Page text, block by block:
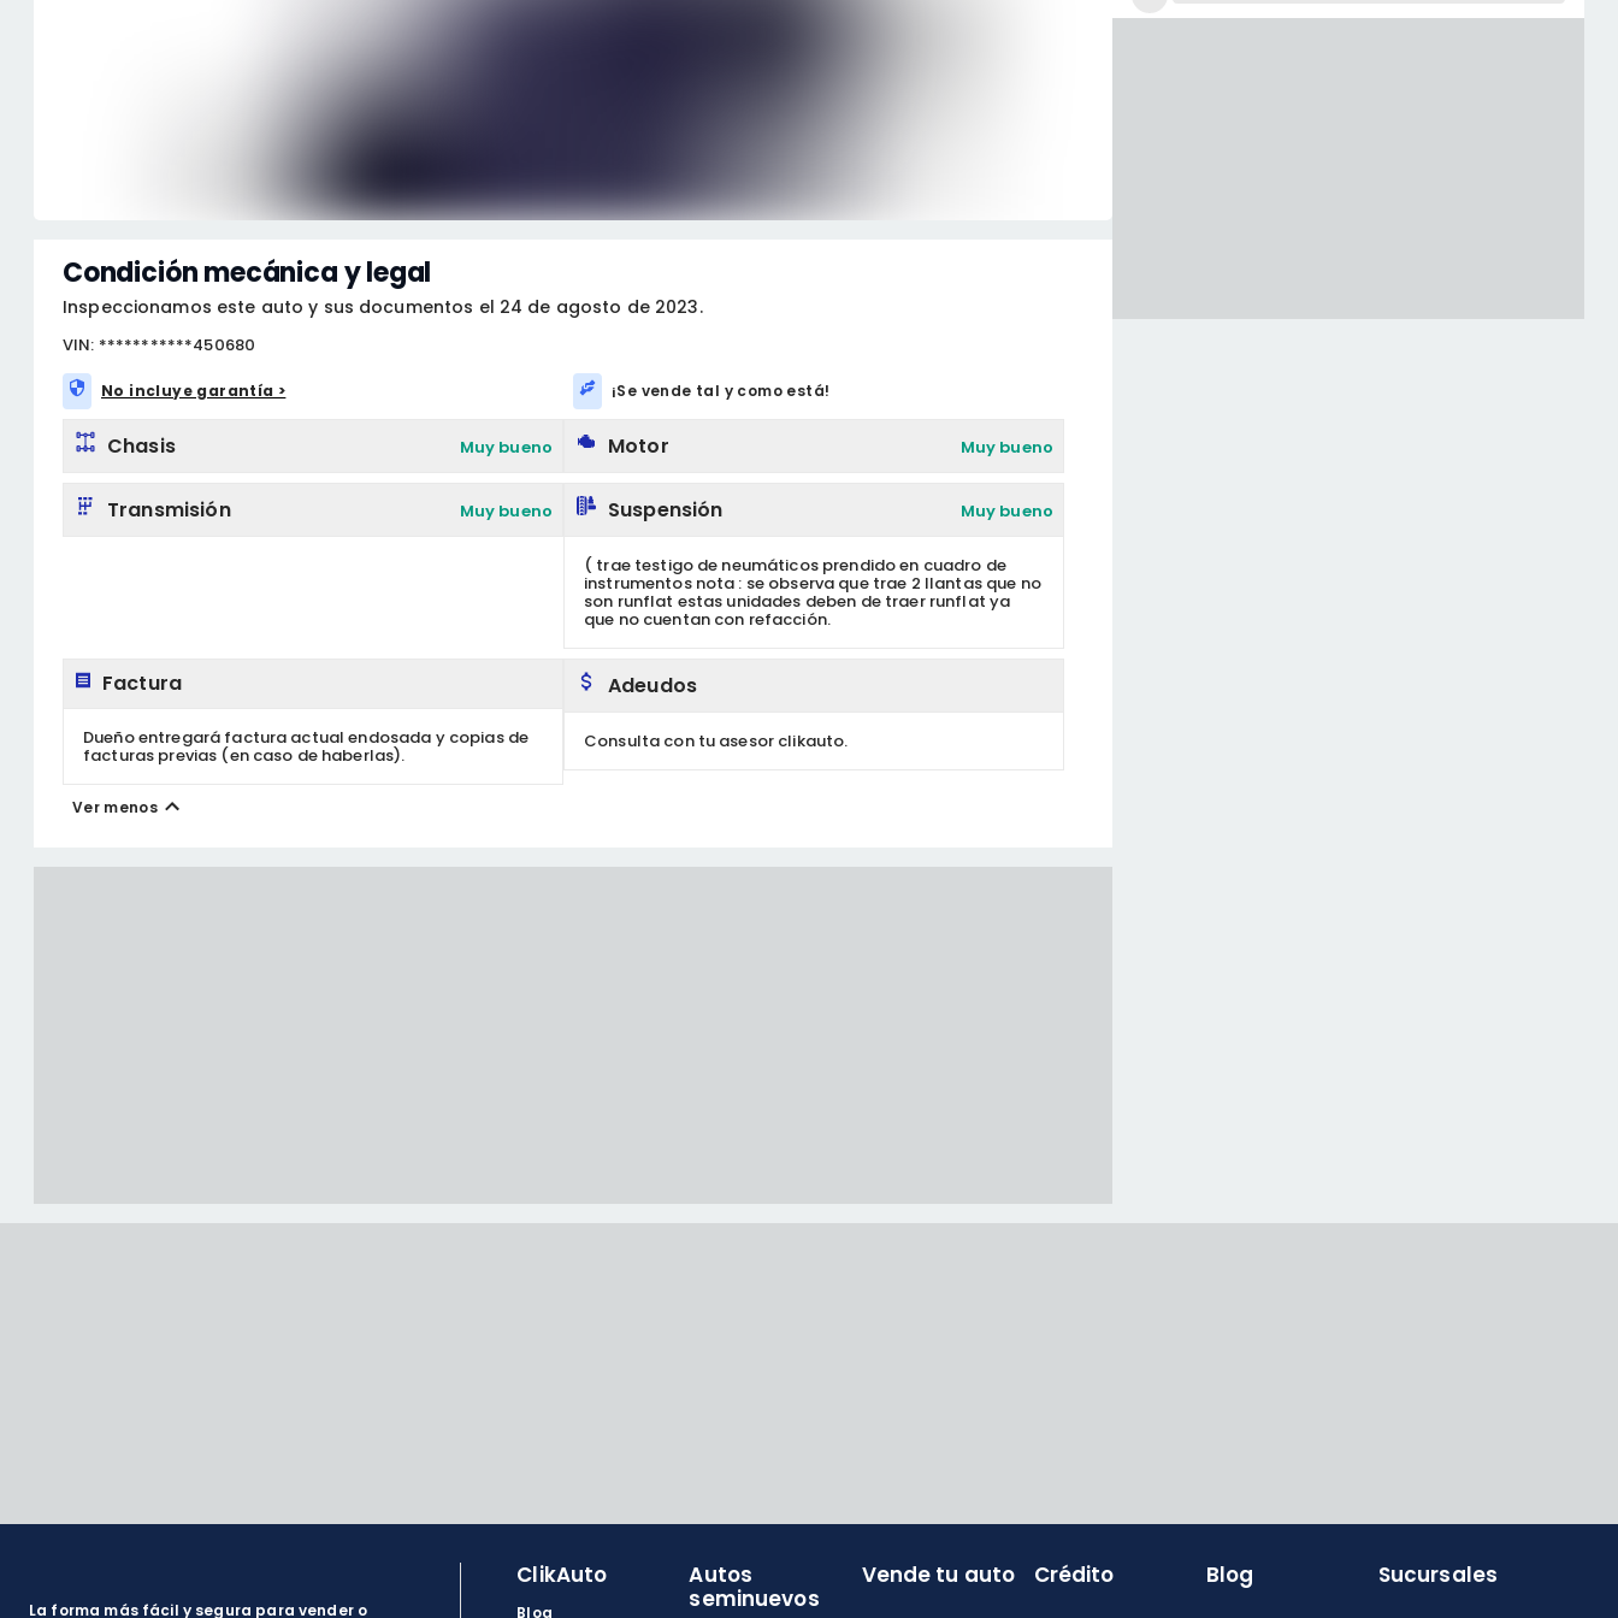
Condición mecánica y legal
Inspeccionamos este auto y sus documentos el 24 de agosto de 2023.
VIN: ***********450680
No incluye garantía > ¡Se vende tal y como está!
Chasis Muy bueno Motor Muy bueno
Transmisión Muy bueno Suspensión Muy bueno
( trae testigo de neumáticos prendido en cuadro de
instrumentos nota : se observa que trae 2 llantas que no
son runflat estas unidades deben de traer runflat ya
que no cuentan con refacción.
Factura
Dueño entregará factura actual endosada y copias de
facturas previas (en caso de haberlas).
Adeudos
Consulta con tu asesor clikauto.
Ver menos
La forma más fácil y segura para vender o
ClikAuto
Blog
Autos
seminuevos
Vende tu auto Crédito Blog Sucursales